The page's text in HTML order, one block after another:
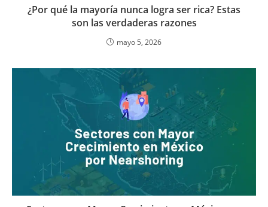
¿Por qué la mayoría nunca logra ser rica? Estas
son las verdaderas razones
mayo 5, 2026